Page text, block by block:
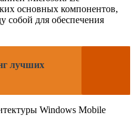
основных компонентов,
собой для обеспечения
лучших
Windows Mobile